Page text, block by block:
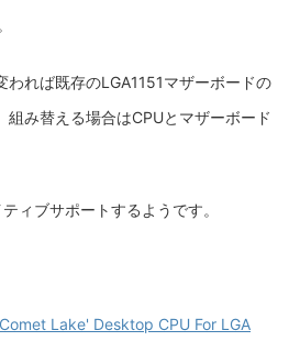
われば既存のLGA1151マザーボードの
組み替える場合はCPUとマザーボード
ィブサポートするようです。
Lake' Desktop CPU For LGA